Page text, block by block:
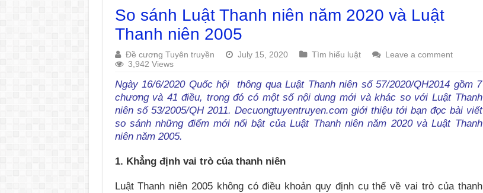
So sánh Luật Thanh niên năm 2020 và Luật
Thanh niên 2005
Đề cương Tuyên truyền July 15, 2020 Tìm hiểu luật
Leave a comment
3,942 Views
Ngày 16/6/2020 Quốc hội thông qua Luật Thanh niên số 57/2020/QH2014 gồm 7
chương và 41 điều, trong đó có một số nội dung mới và khác so với Luật Thanh
niên số 53/2005/QH 2011. Decuongtuyentruyen.com giới thiệu tới bạn đọc bài viết
so sánh những điểm mới nổi bật của Luật Thanh niên năm 2020 và Luật Thanh
niên năm 2005.
1. Khẳng định vai trò của thanh niên
Luật Thanh niên 2005 không có điều khoản quy định cụ thể về vai trò của thanh